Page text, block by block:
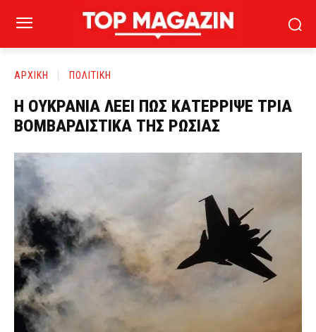
ΑΡΧΙΚΗ ΠΟΛΙΤΙΚΗ
Η ΟΥΚΡΑΝΙΑ ΛΕΕΙ ΠΩΣ ΚΑΤΕΡΡΙΨΕ ΤΡΙΑ
ΒΟΜΒΑΡΔΙΣΤΙΚΑ ΤΗΣ ΡΩΣΙΑΣ